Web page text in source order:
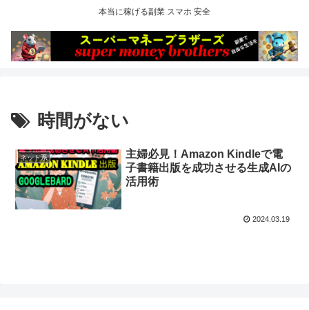
本当に稼げる副業 スマホ 安全
時間がない
ネット系
主婦必見！Amazon Kindleで電
子書籍出版を成功させる生成AIの
活用術
2024.03.19